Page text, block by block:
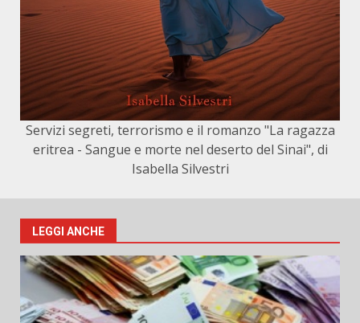
Servizi segreti, terrorismo e il romanzo "La ragazza
eritrea - Sangue e morte nel deserto del Sinai", di
Isabella Silvestri
LEGGI ANCHE